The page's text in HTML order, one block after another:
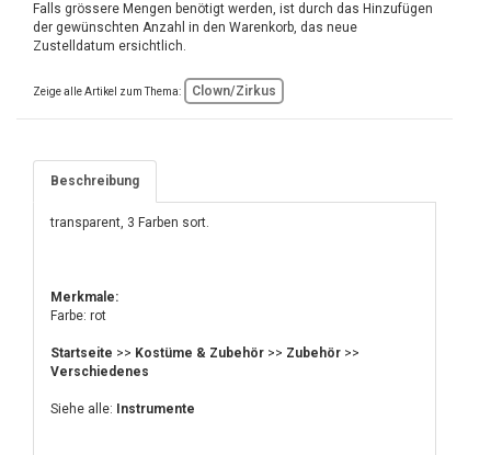
Falls grössere Mengen benötigt werden, ist durch das Hinzufügen
der gewünschten Anzahl in den Warenkorb, das neue
Zustelldatum ersichtlich.
Zeige alle Artikel zum Thema: Clown/Zirkus
Beschreibung
transparent, 3 Farben sort.
Merkmale:
Farbe: rot
Startseite >> Kostüme & Zubehör >> Zubehör >>
Verschiedenes
Siehe alle: Instrumente